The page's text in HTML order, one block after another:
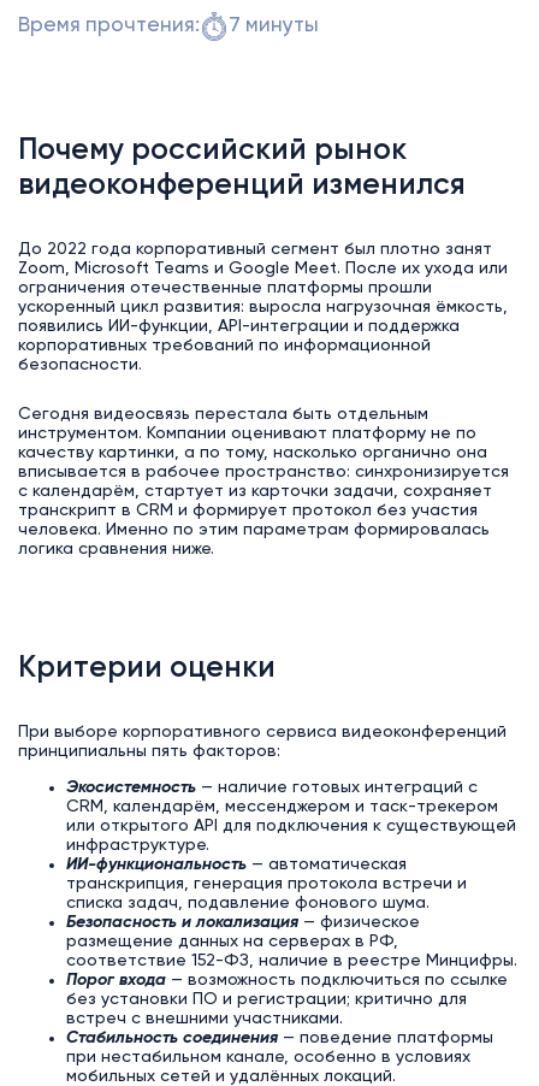
Время прочтения: 7 минуты
Почему российский рынок
видеоконференций изменился
До 2022 года корпоративный сегмент был плотно занят
Zoom, Microsoft Teams и Google Meet. После их ухода или
ограничения отечественные платформы прошли
ускоренный цикл развития: выросла нагрузочная ёмкость,
появились ИИ-функции, API-интеграции и поддержка
корпоративных требований по информационной
безопасности.
Сегодня видеосвязь перестала быть отдельным
инструментом. Компании оценивают платформу не по
качеству картинки, а по тому, насколько органично она
вписывается в рабочее пространство: синхронизируется
с календарём, стартует из карточки задачи, сохраняет
транскрипт в CRM и формирует протокол без участия
человека. Именно по этим параметрам формировалась
логика сравнения ниже.
Критерии оценки
При выборе корпоративного сервиса видеоконференций
принципиальны пять факторов:
Экосистемность— наличие готовых интеграций с
CRM, календарём, мессенджером и таск-трекером
или открытого API для подключения к существующей
инфраструктуре.
ИИ-функциональность— автоматическая
транскрипция, генерация протокола встречи и
списка задач, подавление фонового шума.
Безопасность и локализация— физическое
размещение данных на серверах в РФ,
соответствие 152-ФЗ, наличие в реестре Минцифры.
Порог входа— возможность подключиться по ссылке
без установки ПО и регистрации; критично для
встреч с внешними участниками.
Стабильность соединения— поведение платформы
при нестабильном канале, особенно в условиях
мобильных сетей и удалённых локаций.